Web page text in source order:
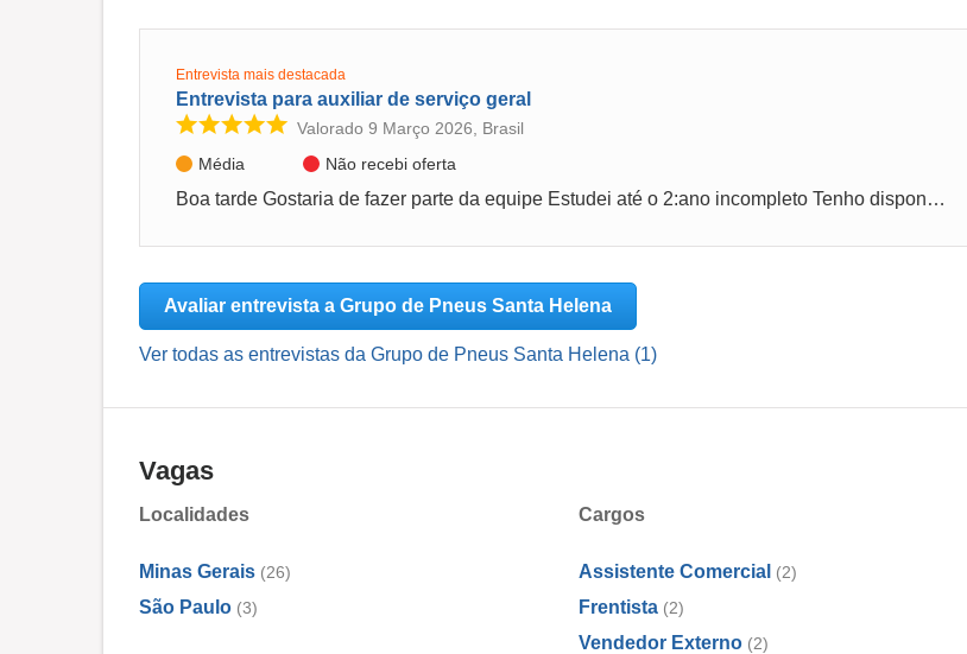
Entrevista mais destacada
Entrevista para auxiliar de serviço geral
Valorado 9 Março 2026, Brasil
Média
Não recebi oferta
Boa tarde Gostaria de fazer parte da equipe Estudei até o 2:ano incompleto Tenho disponibilidade para qualquer horário
Avaliar entrevista a Grupo de Pneus Santa Helena
Ver todas as entrevistas da Grupo de Pneus Santa Helena (1)
Vagas
Localidades
Minas Gerais (26)
São Paulo (3)
Cargos
Assistente Comercial (2)
Frentista (2)
Vendedor Externo (2)